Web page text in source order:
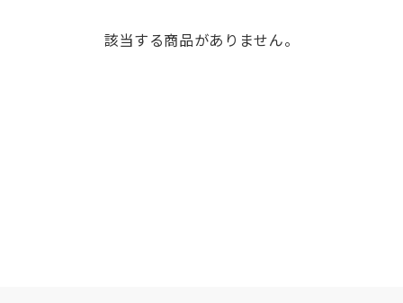
該当する商品がありません。